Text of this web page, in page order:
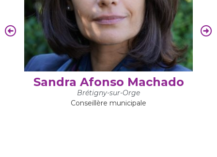
Sandra Afonso Machado
Brétigny-sur-Orge
Conseillère municipale